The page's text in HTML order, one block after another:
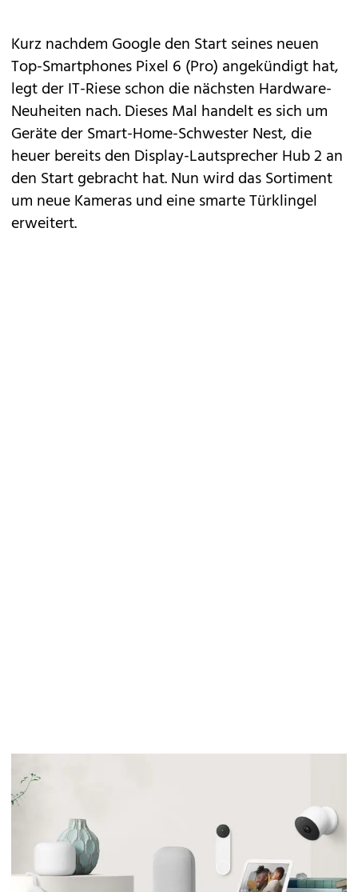
Kurz nachdem Google den Start seines neuen
Top-SmartphonesPixel 6 (Pro) angekündigt hat,
legt der IT-Riese schon die nächsten Hardware-
Neuheiten nach. Dieses Mal handelt es sich um
Geräte der Smart-Home-Schwester Nest, die
heuer bereits den Display-LautsprecherHub 2 an
den Start gebracht hat. Nun wird das Sortiment
um neue Kameras und eine smarte Türklingel
erweitert.